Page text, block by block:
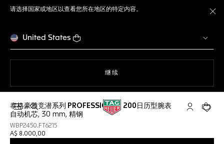
请选择国家或地区以查看您所在地区的特定内容。
United States
继续
打开搜索 My TAG您的
泰格豪雅竞潜系列 PROFESSIONAL 200日历型腕表
自动机芯, 30 mm, 精钢
WBP2450.FT6215
A$ 8.000,00